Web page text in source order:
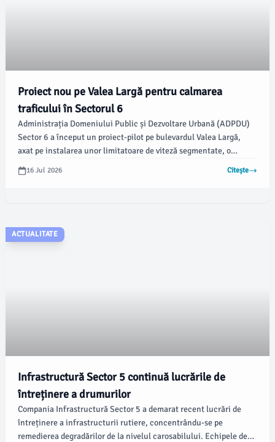
Proiect nou pe Valea Largă pentru calmarea
traficului în Sectorul 6
Administrația Domeniului Public și Dezvoltare Urbană (ADPDU)
Sector 6 a început un proiect-pilot pe bulevardul Valea Largă,
axat pe instalarea unor limitatoare de viteză segmentate, o
soluție eficientă folosită în orașe europene pentru calmarea
traficului. Această inițiativă vizează creșterea siguranței rutiere
16 Jul 2026 Citește
ACTUALITATE
Infrastructură Sector 5 continuă lucrările de
întreținere a drumurilor
Compania Infrastructură Sector 5 a demarat recent lucrări de
întreținere a infrastructurii rutiere, concentrându-se pe
remedierea degradărilor de la nivelul carosabilului. Echipele de